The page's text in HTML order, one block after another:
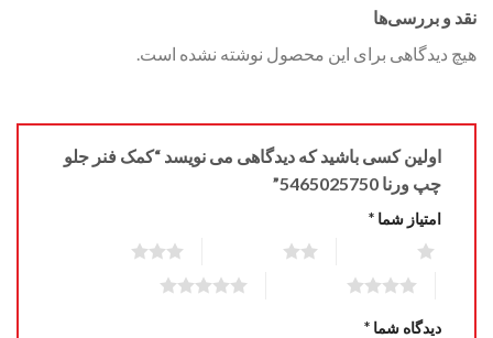
نقد و بررسی‌ها
هیچ دیدگاهی برای این محصول نوشته نشده است.
اولین کسی باشید که دیدگاهی می نویسد “کمک فنر جلو
چپ ورنا 5465025750”
امتیاز شما *
دیدگاه شما *